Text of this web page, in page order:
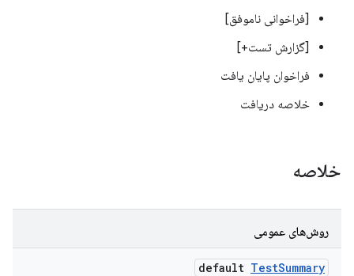
[فراخوانی ناموفق]
[گزارش تست+]
فراخوان پایان یافت
خلاصه دریافت
خلاصه
روش‌های عمومی
default TestSummary